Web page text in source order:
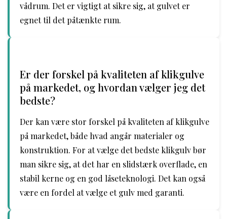
vådrum. Det er vigtigt at sikre sig, at gulvet er
egnet til det påtænkte rum.
Er der forskel på kvaliteten af klikgulve
på markedet, og hvordan vælger jeg det
bedste?
Der kan være stor forskel på kvaliteten af klikgulve
på markedet, både hvad angår materialer og
konstruktion. For at vælge det bedste klikgulv bør
man sikre sig, at det har en slidstærk overflade, en
stabil kerne og en god låseteknologi. Det kan også
være en fordel at vælge et gulv med garanti.